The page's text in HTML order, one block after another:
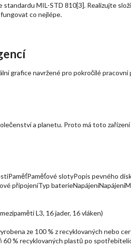
MIL-STD 810[3]. Realizujte
co nejlépe.
grafice navržené pro pokročilé
a planetu. Proto má toto
slotyPopis pevného
připojeníTyp
L3, 16 jader, 16 vláken)
ze 100 % z recyklovaných nebo
% recyklovaných plastů po